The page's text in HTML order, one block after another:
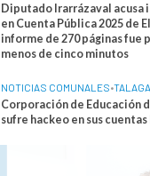
Diputado Irarrázaval acusa
en Cuenta Pública 2025 de
informe de 270 páginas fue
menos de cinco minutos
NOTICIAS COMUNALES•
Corporación de Educación
sufre hackeo en sus